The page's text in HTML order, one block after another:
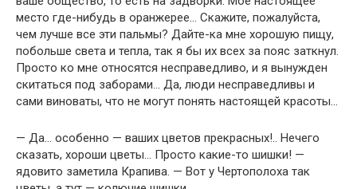
место где-нибудь в оранжерее… Скажите, пожалуйста,
чем лучше все эти пальмы? Дайте-ка мне хорошую пищу,
побольше света и тепла, так я бы их всех за пояс заткнул.
Просто ко мне относятся несправедливо, и я вынужден
скитаться под заборами… Да, люди несправедливы и
сами виноваты, что не могут понять настоящей красоты…
— Да… особенно — ваших цветов прекрасных!.. Нечего
сказать, хороши цветы… Просто какие-то шишки! —
ядовито заметила Крапива. — Вот у Чертополоха так